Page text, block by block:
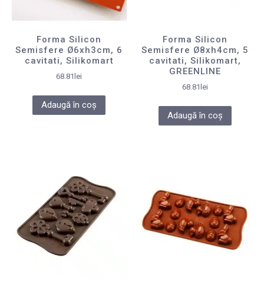
Forma Silicon
Semisfere Ø6xh3cm, 6
cavitati, Silikomart
68.81 lei
Adaugă în coș
Forma Silicon
Semisfere Ø8xh4cm, 5
cavitati, Silikomart,
GREENLINE
68.81 lei
Adaugă în coș